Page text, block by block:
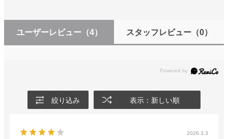
ユーザーレビュー （4） スタッフレビュー（0）
絞り込み 表示：新しい順
2026.3.3